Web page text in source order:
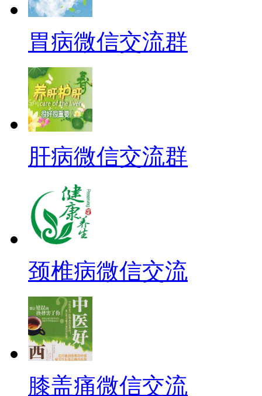
胃病微信交流群
肝病微信交流群
颈椎病微信交流
膝盖痛微信交流